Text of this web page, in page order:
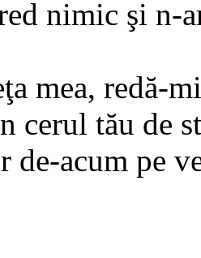
nimic şi n-
mea,
cerul tău de
de‑acum pe